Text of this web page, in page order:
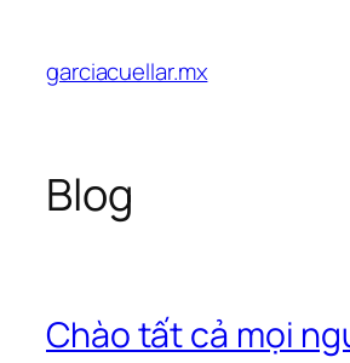
phầngarciacuellar.mx
Blog
Chào tất cả mọi